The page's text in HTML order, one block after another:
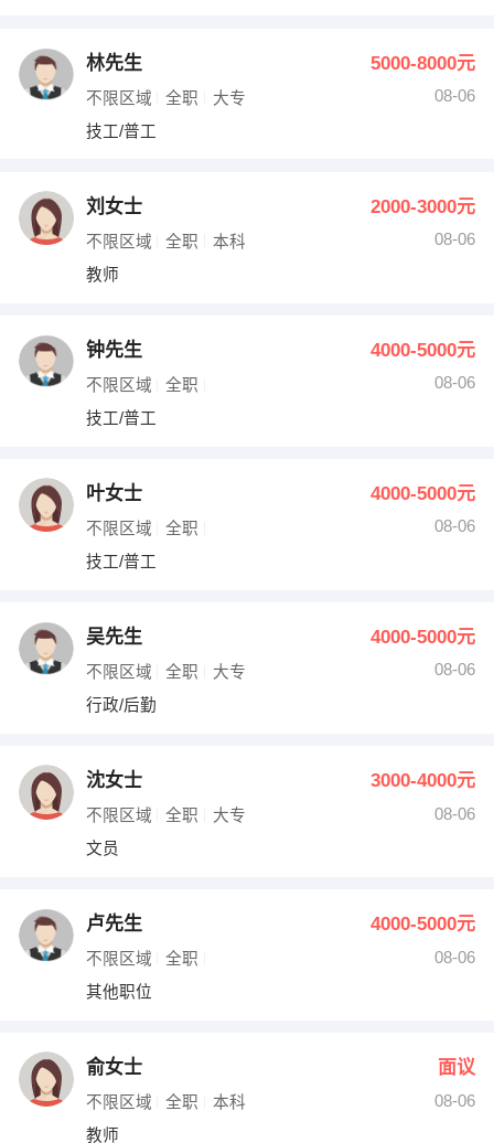
林先生 5000-8000元
不限区域 全职 大专
08-06
技工/普工
刘女士 2000-3000元
不限区域 全职 本科
08-06
教师
钟先生 4000-5000元
不限区域 全职
08-06
技工/普工
叶女士 4000-5000元
不限区域 全职
08-06
技工/普工
吴先生 4000-5000元
不限区域 全职 大专
08-06
行政/后勤
沈女士 3000-4000元
不限区域 全职 大专
08-06
文员
卢先生 4000-5000元
不限区域 全职
08-06
其他职位
俞女士 面议
不限区域 全职 本科
08-06
教师